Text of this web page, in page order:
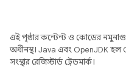
এই পৃষ্ঠার কন্টেন্ট ও কোডের
অধীনস্থ। Java এবং OpenJDK
সংস্থার রেজিস্টার্ড ট্রেডমার্ক।